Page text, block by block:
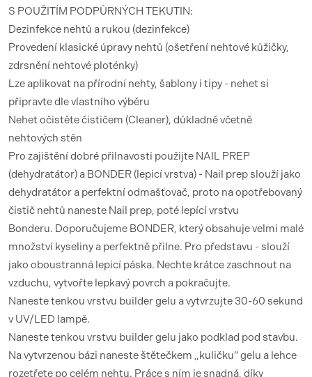
S POUŽITÍM PODPŮRNÝCH TEKUTIN:
Dezinfekce nehtů a rukou (dezinfekce)
Provedení klasické úpravy nehtů (ošetření nehtové kůžičky,
zdrsnění nehtové ploténky)
Lze aplikovat na přírodní nehty, šablony i tipy - nehet si
připravte dle vlastního výběru
Nehet očistěte čističem (Cleaner), důkladně včetně
nehtových stěn
Pro zajištění dobré přilnavosti použijte NAIL PREP
(dehydratátor) a BONDER (lepicí vrstva) - Nail prep slouží jako
dehydratátor a perfektní odmašťovač, proto na opotřebovaný
čistič nehtů naneste Nail prep, poté lepící vrstvu
Bonderu. Doporučujeme BONDER, který obsahuje velmi malé
množství kyseliny a perfektně přilne. Pro představu - slouží
jako oboustranná lepicí páska. Nechte krátce zaschnout na
vzduchu, vytvořte lepkavý povrch a pokračujte.
Naneste tenkou vrstvu builder gelu a vytvrzujte 30-60 sekund
v UV/LED lampě.
Naneste tenkou vrstvu builder gelu jako podklad pod stavbu.
Na vytvrzenou bázi naneste štětečkem „kuličku“ gelu a lehce
rozetřete po celém nehtu. Práce s ním je snadná, díky